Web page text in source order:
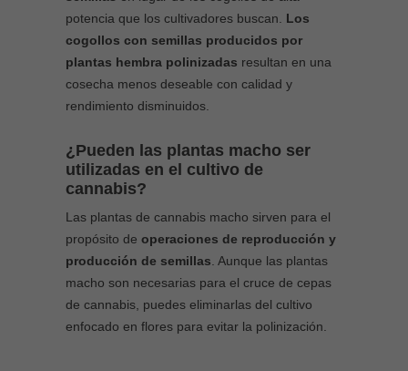
potencia que los cultivadores buscan. Los
cogollos con semillas producidos por
plantas hembra polinizadas resultan en una
cosecha menos deseable con calidad y
rendimiento disminuidos.
¿Pueden las plantas macho ser
utilizadas en el cultivo de
cannabis?
Las plantas de cannabis macho sirven para el
propósito de operaciones de reproducción y
producción de semillas. Aunque las plantas
macho son necesarias para el cruce de cepas
de cannabis, puedes eliminarlas del cultivo
enfocado en flores para evitar la polinización.